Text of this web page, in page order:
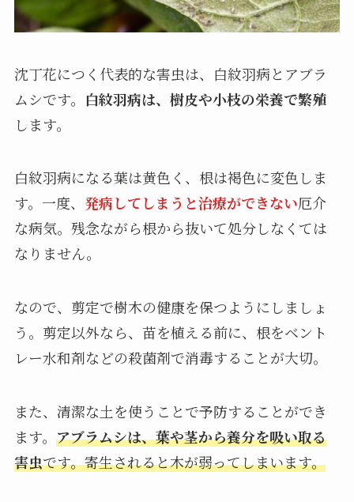
沈丁花につく代表的な害虫は、白紋羽病とアブラ
ムシです。 白紋羽病は、樹皮や小枝の栄養で繁殖
します。
白紋羽病になる葉は黄色く、根は褐色に変色しま
す。一度、 発病してしまうと治療ができない厄介
な病気。残念ながら根から抜いて処分しなくては
なりません。
なので、剪定で樹木の健康を保つようにしましょ
う。剪定以外なら、苗を植える前に、根をベント
レー水和剤などの殺菌剤で消毒することが大切。
また、清潔な土を使うことで予防することができ
ます。 アブラムシは、葉や茎から養分を吸い取る
害虫です。寄生されると木が弱ってしまいます。